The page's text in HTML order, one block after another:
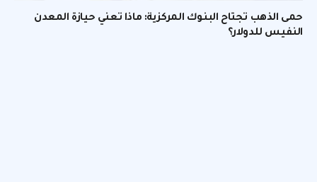
حمى الذهب تجتاح البنوك المركزية: ماذا تعني حيازة المعدن
النفيس للدولار؟